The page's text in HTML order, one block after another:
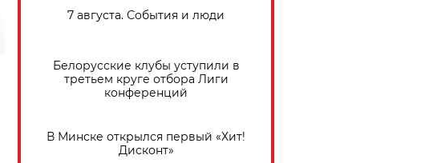
7 августа. События и люди
Белорусские клубы уступили в
третьем круге отбора Лиги
конференций
В Минске открылся первый «Хит!
Дисконт»